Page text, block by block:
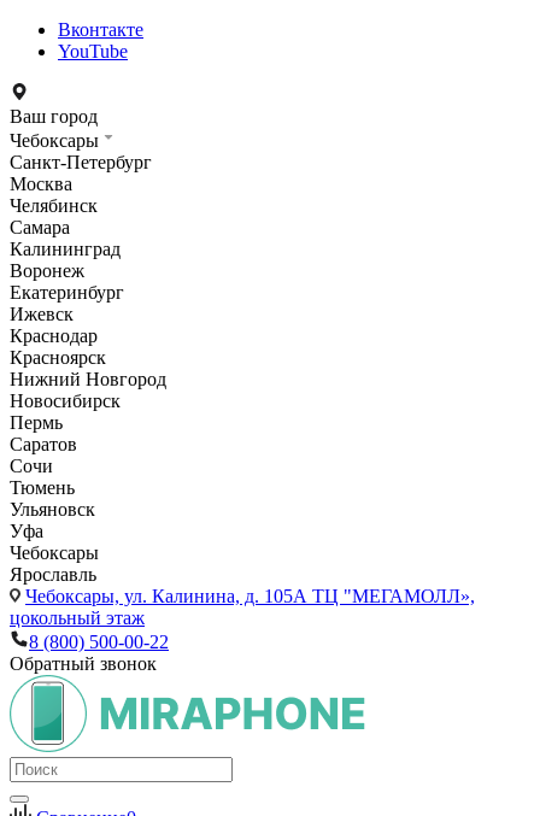
Вконтакте
YouTube
Ваш город
Чебоксары
Санкт-Петербург
Москва
Челябинск
Самара
Калининград
Воронеж
Екатеринбург
Ижевск
Краснодар
Красноярск
Нижний Новгород
Новосибирск
Пермь
Саратов
Сочи
Тюмень
Ульяновск
Уфа
Чебоксары
Ярославль
Чебоксары, ул. Калинина, д. 105А ТЦ "МЕГАМОЛЛ»,
цокольный этаж
8 (800) 500-00-22
Обратный звонок